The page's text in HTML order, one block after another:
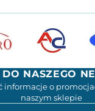
NASZEGO
informacje o
naszym sklepie